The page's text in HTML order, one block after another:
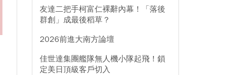
友達二把手柯富仁裸辭內幕！「落後
群創」成最後稻草？
2026前進大南方論壇
佳世達集團艦隊無人機小隊起飛！鎖
定美日頂級客戶切入